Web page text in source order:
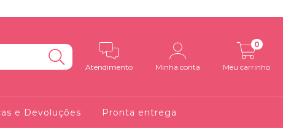
Atendimento Minha conta Meu carrinho
0
e Devoluções Pronta entrega